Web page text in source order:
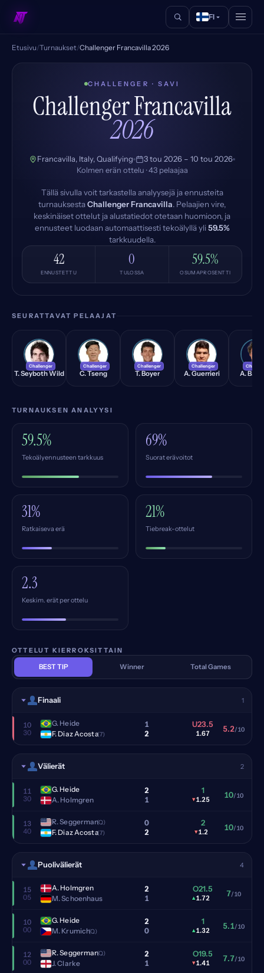
FI
Etusivu/Turnaukset/Challenger Francavilla 2026
CHALLENGER · SAVI
Challenger Francavilla
2026
Francavilla, Italy, Qualifying
3 tou 2026 – 10 tou 2026
Kolmen erän ottelu · 43 pelaajaa
Tällä sivulla voit tarkastella analyysejä ja ennusteita
turnauksestaChallenger Francavilla. Pelaajien vire,
keskinäiset ottelut ja alustatiedot otetaan huomioon, ja
ennusteet luodaan automaattisesti tekoälyllä yli59.5%
tarkkuudella.
42
ENNUSTETTU
0
TULOSSA
59.5%
OSUMAPROSENTTI
SEURATTAVAT PELAAJAT
TW
Challenger
T. Seyboth Wild
CT
Challenger
C. Tseng
TB
Challenger
T. Boyer
AG
Challenger
A. Guerrieri
AB
A.
TURNAUKSEN ANALYYSI
59.5%
Tekoälyennusteen tarkkuus
69%
Suorat erävoitot
31%
Ratkaiseva erä
21%
Tiebreak-ottelut
2.3
Keskim. erät per ottelu
OTTELUT KIERROKSITTAIN
BEST TIP
Winner Total Games
Finaali 1
10
30
G. Heide
F. Diaz Acosta(7)
1
2
U23.5
1.67 5.2/10
Välierät 2
11
30
G. Heide
A. Holmgren
2
1
1
▾1.25 10/10
13
40
R. Seggerman(Q)
F. Diaz Acosta(7)
0
2
2
▾1.2 10/10
Puolivälierät 4
15
05
A. Holmgren
M. Schoenhaus
2
1
O21.5
▴1.72 7/10
10
00
G. Heide
M. Krumich(Q)
2
0
1
▴1.32 5.1/10
12
00
R. Seggerman(Q)
J. Clarke
2
1
O19.5
▾1.41 7.7/10